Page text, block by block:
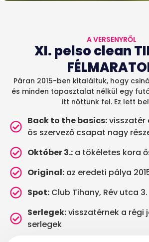
A VERSENYRŐL
XI. pelso clean
Páran 2015-ben kitaláltuk, hogy
és minden tapasztalat nélkül egy
itt nőttünk fel. Ez lett
Back to the basics:visszatér
ös szervező csapat nagy
Október 3.: a tökéletes kora
Original: az eredeti pálya
Spot: Club Tihany, Rév utca 3.
Serlegek:visszatérnek a régi
serlegek